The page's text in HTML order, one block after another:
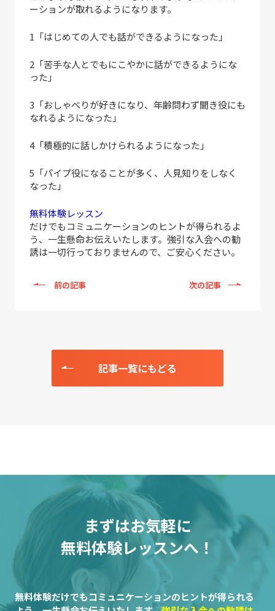
ーションが取れるようになります。
1「はじめての人でも話ができるようになった」
2「苦手な人とでもにこやかに話ができるようにな
った」
3「おしゃべりが好きになり、年齢問わず聞き役にも
なれるようになった」
4「積極的に話しかけられるようになった」
5「パイプ役になることが多く、人見知りをしなく
なった」
無料体験レッスン
だけでもコミュニケーションのヒントが得られるよ
う、一生懸命お伝えいたします。強引な入会への勧
誘は一切行っておりませんので、ご安心ください。
前の記事 次の記事
記事一覧にもどる
まずはお気軽に
無料体験レッスンへ！
無料体験だけでもコミュニケーションのヒントが得られる